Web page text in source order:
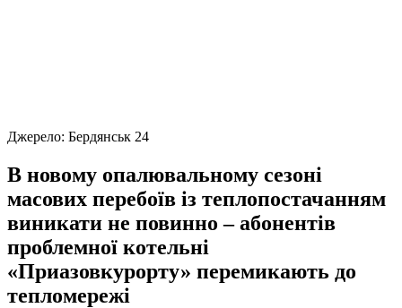
Джерело: Бердянськ 24
В новому опалювальному сезоні
масових перебоїв із теплопостачанням
виникати не повинно – абонентів
проблемної котельні
«Приазовкурорту» перемикають до
тепломережі